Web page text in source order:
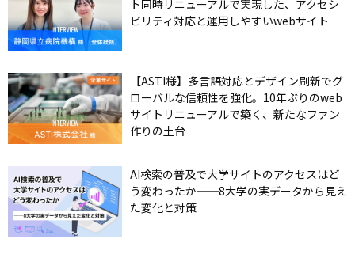
ト同時リニューアルで実現した、アクセシ
ビリティ対応と運用しやすいwebサイト
【ASTI様】多言語対応とデザイン刷新でグ
ローバルな信頼性を強化。10年ぶりのweb
サイトリニューアルで築く、新たなファン
作りの土台
AI検索の普及で大学サイトのアクセスはど
う変わったか──8大学の実データから見え
た変化と対策